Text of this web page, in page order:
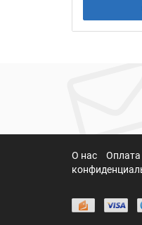
О нас Оплата